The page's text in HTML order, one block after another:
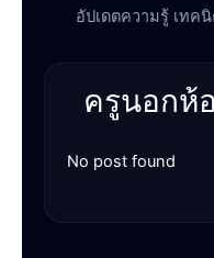
อัปเดตความรู้ เทค
ครูนอกห้
No post found